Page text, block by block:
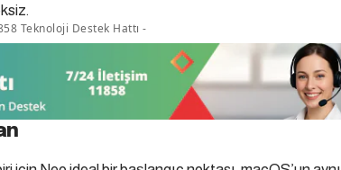
Teknoloji Destek Hattı -